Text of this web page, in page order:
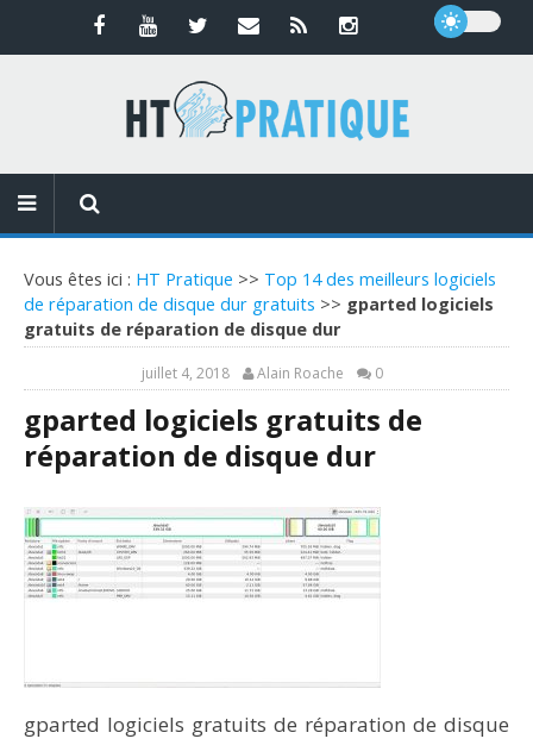
Vous êtes ici : HT Pratique >> Top 14 des meilleurs logiciels
de réparation de disque dur gratuits >> gparted logiciels
gratuits de réparation de disque dur
juillet 4, 2018 Alain Roache 0
gparted logiciels gratuits de
réparation de disque dur
gparted logiciels gratuits de réparation de disque